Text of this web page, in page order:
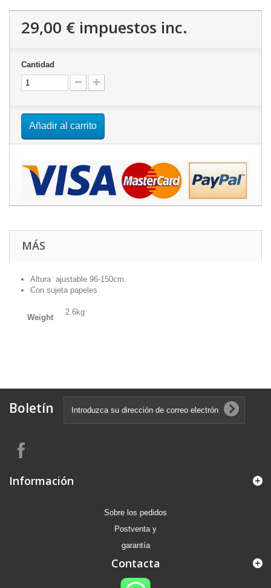
29,00 € impuestos inc.
Cantidad
Añadir al carrito
MÁS
Altura ajustable 96-150cm.
Con sujeta papeles
Weight
2.6kg
Boletín
Información
Sobre los pedidos
Postventa y
garantía
Contacta